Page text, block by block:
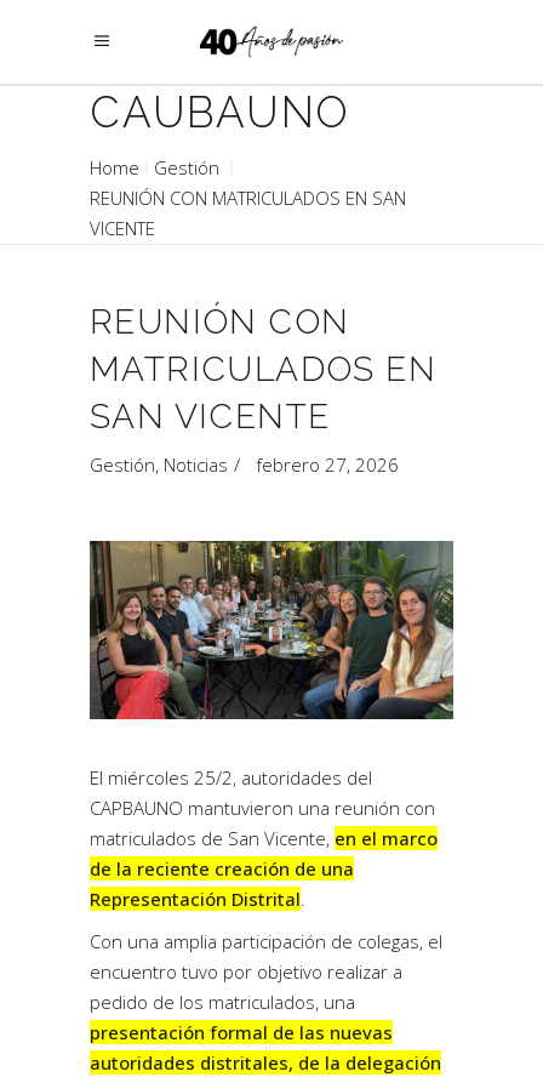
CAUBAUNO
Home
Gestión
REUNIÓN CON MATRICULADOS EN SAN
VICENTE
REUNIÓN CON
MATRICULADOS EN
SAN VICENTE
Gestión, Noticias febrero 27, 2026
El miércoles 25/2, autoridades del
CAPBAUNO mantuvieron una reunión con
matriculados de San Vicente, en el marco
de la reciente creación de una
Representación Distrital
Con una amplia participación de colegas, el
encuentro tuvo por objetivo realizar a
pedido de los matriculados, una
presentación formal de las nuevas
autoridades distritales, de la delegación